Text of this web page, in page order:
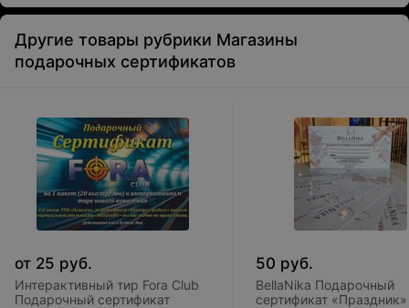
Парафин, который входит в состав специального
теплового компресса, обладает большим количеством
полезных веществ, делающих кожу гладкой, упругой и
бархатистой. Особенно рекомендуется делать
Другие товары рубрики Магазины
подарочных сертификатов
от 25 руб.
Интерактивный тир Fora Club
Подарочный сертификат
50 руб.
BellaNika Подарочный
сертификат «Праздник»